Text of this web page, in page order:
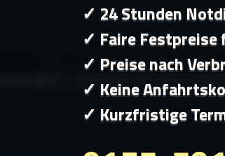
✓ 24 Stunden
✓ Faire
✓ Preise nach
✓ Keine
✓ Kurzfristige